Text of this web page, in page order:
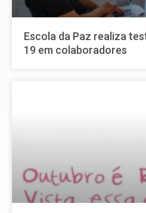
Escola da Paz realiza
19 em colaboradores